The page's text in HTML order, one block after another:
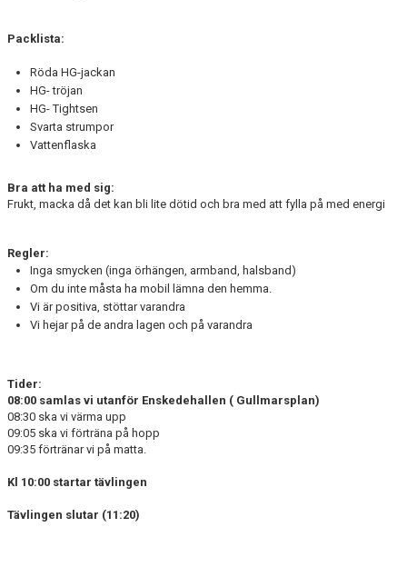
Packlista:
Röda HG-jackan
HG- tröjan
HG- Tightsen
Svarta strumpor
Vattenflaska
Bra att ha med sig:
Frukt, macka då det kan bli lite dötid och bra med att fylla på med energi
Regler:
Inga smycken (inga örhängen, armband, halsband)
Om du inte måsta ha mobil lämna den hemma.
Vi är positiva, stöttar varandra
Vi hejar på de andra lagen och på varandra
Tider:
08:00 samlas vi utanför Enskedehallen ( Gullmarsplan)
08:30 ska vi värma upp
09:05 ska vi förträna på hopp
09:35 förtränar vi på matta.
Kl 10:00 startar tävlingen
Tävlingen slutar (11:20)